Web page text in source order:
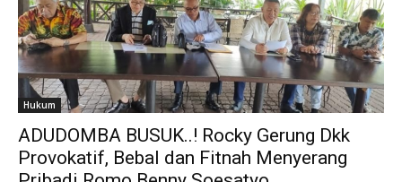
Hukum
ADUDOMBA BUSUK..! Rocky Gerung Dkk
Provokatif, Bebal dan Fitnah Menyerang